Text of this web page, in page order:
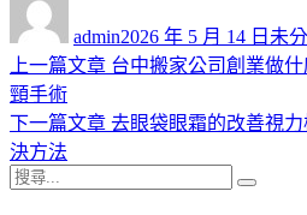
admin佈
日
2026 年 5 月 14 日 類
未
文
章
導
覽
上一篇文章 上
篇
台中搬家公司創業做
頸手術
下一篇文章 下
去眼袋眼霜的改善視
決方法
搜